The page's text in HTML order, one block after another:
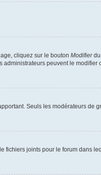
cliquez sur le bouton Modifierdu
peuvent le
Seuls les modérateurs de
fichiers joints pour le forum dans